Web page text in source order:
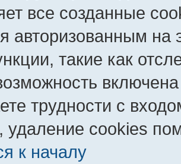
все созданные
авторизованным
такие как
трудности с
удаление cookies
к началу